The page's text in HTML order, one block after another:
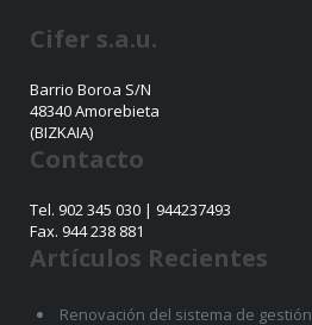
Cifer s.a.u.
Barrio Boroa S/N
48340 Amorebieta
(BIZKAIA)
Contacto
Tel. 902 345 030 | 944237493
Fax. 944 238 881
Artículos Recientes
Renovación del sistema de gestión